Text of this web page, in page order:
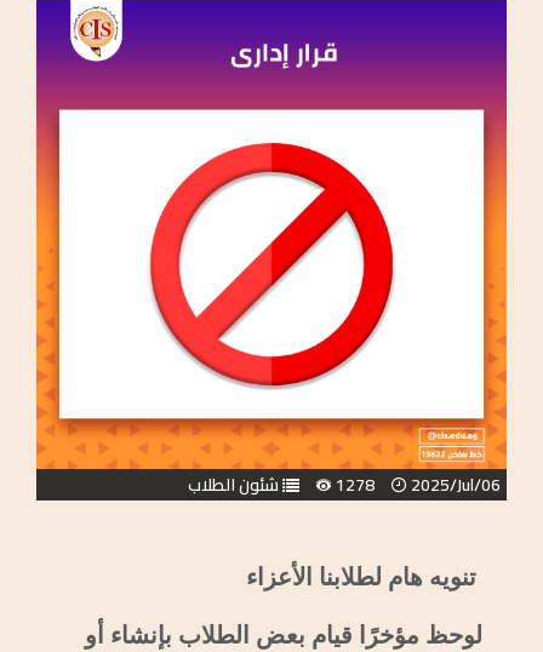
2025/Jul/06
1278 شئون الطلاب
تنويه هام لطلابنا الأعزاء
لوحظ مؤخرًا قيام بعض الطلاب بإنشاء أو